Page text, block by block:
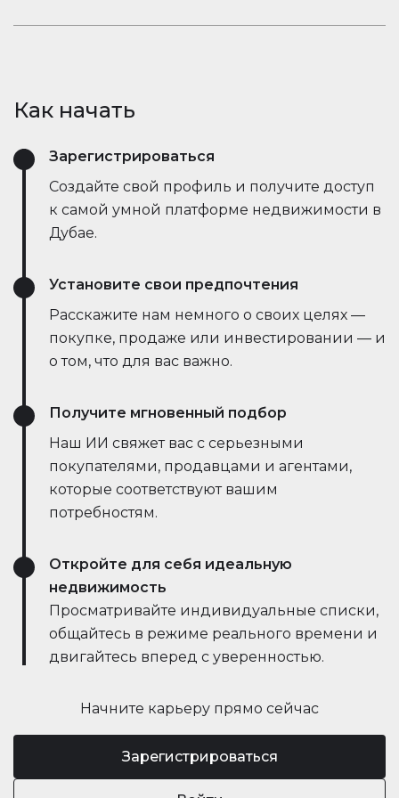
делая сделки быстрее и эффективнее, чем
приложениями. Задавайте вопросы, делитесь
режиме реального времени — всё в одном
месте.
Как начать
Начните карьеру прямо сейчас
Зарегистрироваться
Зарегистрироваться
Создайте свой профиль и получите доступ
к самой умной платформе недвижимости в
Дубае.
Установите свои предпочтения
Расскажите нам немного о своих целях —
покупке, продаже или инвестировании — и
о том, что для вас важно.
Получите мгновенный подбор
Наш ИИ свяжет вас с серьезными
покупателями, продавцами и агентами,
которые соответствуют вашим
потребностям.
Откройте для себя идеальную
недвижимость
Просматривайте индивидуальные списки,
общайтесь в режиме реального времени и
двигайтесь вперед с уверенностью.